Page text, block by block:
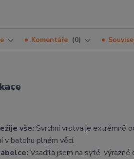
Komentáře 0
vše: Svrchní vrstva je extrémně
v batohu plném věcí.
Vsadila jsem na syté,